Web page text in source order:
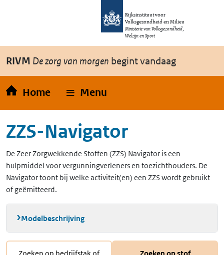
Overslaan en naar de inhoud gaan
Rijksinstituut voor
Volksgezondheid en Milieu
Ministerie van Volksgezondheid,
Welzijn en Sport
RIVM De zorg van morgen begint vandaag
Home Menu
ZZS-Navigator
De Zeer Zorgwekkende Stoffen (ZZS) Navigator is een
hulpmiddel voor vergunningverleners en toezichthouders. De
Navigator toont bij welke activiteit(en) een ZZS wordt gebruikt
of geëmitteerd.
Modelbeschrijving